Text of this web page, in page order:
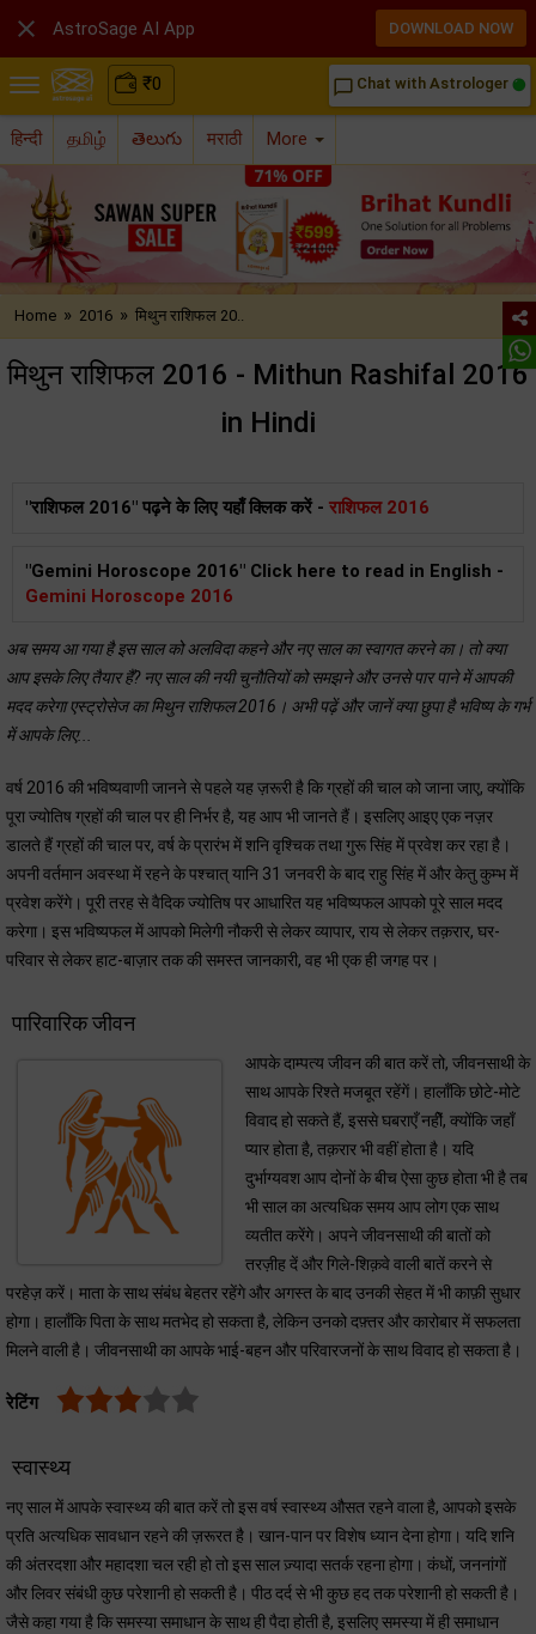
₹0 chat_bubble_outline Chat with Astrologer
हिन्दी தமிழ் తెలుగు मराठी More
Home » 2016 » मिथुन राशिफल 20..
मिथुन राशिफल 2016 - Mithun Rashifal 2016
in Hindi
"राशिफल 2016" पढ़ने के लिए यहाँ क्लिक करें - राशिफल 2016
"Gemini Horoscope 2016" Click here to read in English -
Gemini Horoscope 2016
अब समय आ गया है इस साल को अलविदा कहने और नए साल का स्वागत करने का। तो क्या
आप इसके लिए तैयार हैं? नए साल की नयी चुनौतियों को समझने और उनसे पार पाने में आपकी
मदद करेगा एस्ट्रोसेज का मिथुन राशिफल 2016। अभी पढ़ें और जानें क्या छुपा है भविष्य के गर्भ
में आपके लिए...
वर्ष 2016 की भविष्यवाणी जानने से पहले यह ज़रूरी है कि ग्रहों की चाल को जाना जाए, क्योंकि
पूरा ज्योतिष ग्रहों की चाल पर ही निर्भर है, यह आप भी जानते हैं। इसलिए आइए एक नज़र
डालते हैं ग्रहों की चाल पर, वर्ष के प्रारंभ में शनि वृश्चिक तथा गुरू सिंह में प्रवेश कर रहा है।
अपनी वर्तमान अवस्था में रहने के पश्चात् यानि 31 जनवरी के बाद राहु सिंह में और केतु कुम्भ में
प्रवेश करेंगे। पूरी तरह से वैदिक ज्योतिष पर आधारित यह भविष्यफल आपको पूरे साल मदद
करेगा। इस भविष्यफल में आपको मिलेगी नौकरी से लेकर व्यापार, राय से लेकर तक़रार, घर-
परिवार से लेकर हाट-बाज़ार तक की समस्त जानकारी, वह भी एक ही जगह पर।
पारिवारिक जीवन
आपके दाम्पत्य जीवन की बात करें तो, जीवनसाथी के
साथ आपके रिश्ते मजबूत रहेंगें। हालाँकि छोटे-मोटे
विवाद हो सकते हैं, इससे घबराएँ नहीें, क्योंकि जहाँ
प्यार होता है, तक़रार भी वहीं होता है। यदि
दुर्भाग्यवश आप दोनों के बीच ऐसा कुछ होता भी है तब
भी साल का अत्यधिक समय आप लोग एक साथ
व्यतीत करेंगे। अपने जीवनसाथी की बातों को
तरज़ीह दें और गिले-शिक़वे वाली बातें करने से
परहेज़ करें। माता के साथ संबंध बेहतर रहेंगे और अगस्त के बाद उनकी सेहत में भी काफ़ी सुधार
होगा। हालाँकि पिता के साथ मतभेद हो सकता है, लेकिन उनको दफ़्तर और कारोबार में सफलता
मिलने वाली है। जीवनसाथी का आपके भाई-बहन और परिवारजनों के साथ विवाद हो सकता है।
रेटिंग
स्वास्थ्य
नए साल में आपके स्वास्थ्य की बात करें तो इस वर्ष स्वास्थ्य औसत रहने वाला है, आपको इसके
प्रति अत्यधिक सावधान रहने की ज़रूरत है। खान-पान पर विशेष ध्यान देना होगा। यदि शनि
की अंतरदशा और महादशा चल रही हो तो इस साल ज़्यादा सतर्क रहना होगा। कंधों, जननांगों
और लिवर संबंधी कुछ परेशानी हो सकती है। पीठ दर्द से भी कुछ हद तक परेशानी हो सकती है।
जैसे कहा गया है कि समस्या समाधान के साथ ही पैदा होती है, इसलिए समस्या में ही समाधान
 AstroSage AI App DOWNLOAD NOW